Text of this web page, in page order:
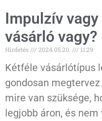
Impulzív
vásárló vagy?
Hirdetés 2024.05.20. 11:29
Kétféle vásárlótípus
gondosan
mire van szüksége,
legjobb áron, és